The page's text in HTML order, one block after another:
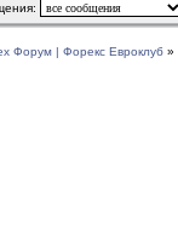
Форум | Форекс Евроклуб »